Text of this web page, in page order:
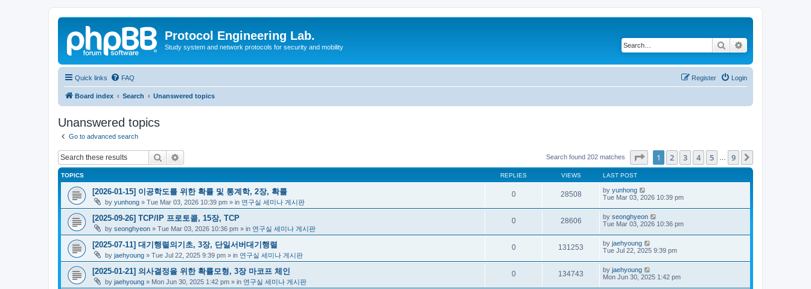
Protocol Engineering Lab.
Study system and network protocols for security and mobility Search
Quick links FAQ Login
Register
Board index Search Unanswered topics
Unanswered topics
Go to advanced search
Search Search found 202 matches Page of 9
1 2 3 4 5 9
TOPICS REPLIES VIEWS LAST POST
[2026-01-15] 이공학도를 위한 확률 및 통계학, 2장, 확률
by yunhong » Tue Mar 03, 2026 10:39 pm » in 연구실 세미나 게시판
0 28508 by yunhong
Tue Mar 03, 2026 10:39 pm
[2025-09-26] TCP/IP 프로토콜, 15장, TCP
by seonghyeon » Tue Mar 03, 2026 10:36 pm » in 연구실 세미나 게시판
0 28606 by seonghyeon
Tue Mar 03, 2026 10:36 pm
[2025-07-11] 대기행렬의기초, 3장, 단일서버대기행렬
by jaehyoung » Tue Jul 22, 2025 9:39 pm » in 연구실 세미나 게시판
0 131253 by jaehyoung
Tue Jul 22, 2025 9:39 pm
[2025-01-21] 의사결정을 위한 확률모형, 3장 마코프 체인
by jaehyoung » Mon Jun 30, 2025 1:42 pm » in 연구실 세미나 게시판
0 134743 by jaehyoung
Mon Jun 30, 2025 1:42 pm